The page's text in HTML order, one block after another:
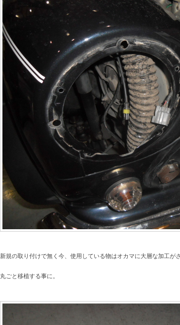
新規の取り付けで無く今、使用している物はオカマに大層な加工が
丸ごと移植する事に。